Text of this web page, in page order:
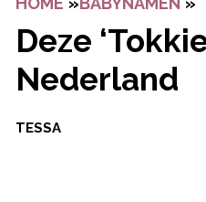
Deze
Nederland
TESSA